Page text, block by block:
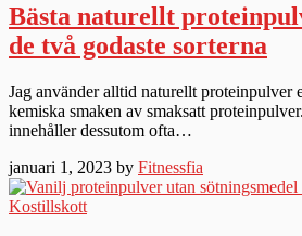
Bästa naturellt
de två godaste sorterna
Jag använder alltid naturellt proteinpulver
kemiska smaken av smaksatt
innehåller dessutom ofta…
januari 1, 2023 by Fitnessfia
Kostillskott